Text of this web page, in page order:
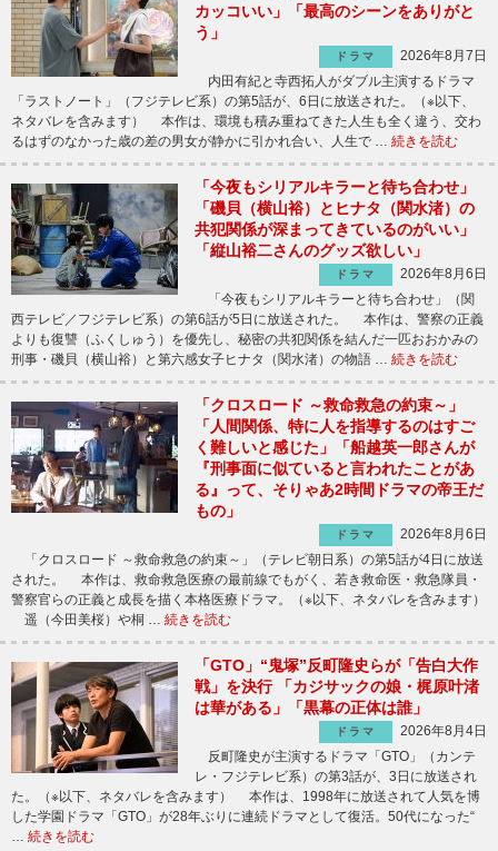
カッコいい」「最高のシーンをありがと
う」
ドラマ
2026年8月7日
内田有紀と寺西拓人がダブル主演するドラマ
「ラストノート」（フジテレビ系）の第5話が、6日に放送された。（※以下、
ネタバレを含みます） 本作は、環境も積み重ねてきた人生も全く違う、交わ
るはずのなかった歳の差の男女が静かに引かれ合い、人生で … 続きを読む
「今夜もシリアルキラーと待ち合わせ」
「磯貝（横山裕）とヒナタ（関水渚）の
共犯関係が深まってきているのがいい」
「縦山裕二さんのグッズ欲しい」
ドラマ
2026年8月6日
「今夜もシリアルキラーと待ち合わせ」（関
西テレビ／フジテレビ系）の第6話が5日に放送された。 本作は、警察の正義
よりも復讐（ふくしゅう）を優先し、秘密の共犯関係を結んだ一匹おおかみの
刑事・磯貝（横山裕）と第六感女子ヒナタ（関水渚）の物語 … 続きを読む
「クロスロード ～救命救急の約束～」
「人間関係、特に人を指導するのはすご
く難しいと感じた」「船越英一郎さんが
『刑事面に似ていると言われたことがあ
る』って、そりゃあ2時間ドラマの帝王だ
もの」
ドラマ
2026年8月6日
「クロスロード ～救命救急の約束～」（テレビ朝日系）の第5話が4日に放送
された。 本作は、救命救急医療の最前線でもがく、若き救命医・救急隊員・
警察官らの正義と成長を描く本格医療ドラマ。（※以下、ネタバレを含みます）
遥（今田美桜）や桐 … 続きを読む
「GTO」“鬼塚”反町隆史らが「告白大作
戦」を決行 「カジサックの娘・梶原叶渚
は華がある」「黒幕の正体は誰」
ドラマ
2026年8月4日
反町隆史が主演するドラマ「GTO」（カンテ
レ・フジテレビ系）の第3話が、3日に放送され
た。（※以下、ネタバレを含みます） 本作は、1998年に放送されて人気を博
した学園ドラマ「GTO」が28年ぶりに連続ドラマとして復活。50代になった“
… 続きを読む